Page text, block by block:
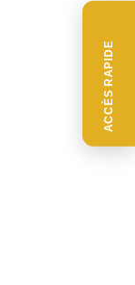
ACCÈS RAPIDE